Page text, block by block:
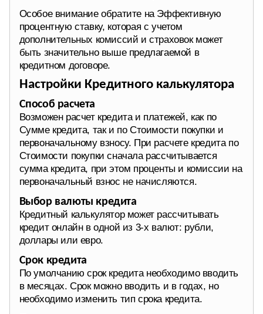
Особое внимание обратите на Эффективную
процентную ставку, которая с учетом
дополнительных комиссий и страховок может
быть значительно выше предлагаемой в
кредитном договоре.
Настройки Кредитного калькулятора
Способ расчета
Возможен расчет кредита и платежей, как по
Сумме кредита, так и по Стоимости покупки и
первоначальному взносу. При расчете кредита по
Стоимости покупки сначала рассчитывается
сумма кредита, при этом проценты и комиссии на
первоначальный взнос не начисляются.
Выбор валюты кредита
Кредитный калькулятор может рассчитывать
кредит онлайн в одной из 3-х валют: рубли,
доллары или евро.
Срок кредита
По умолчанию срок кредита необходимо вводить
в месяцах. Срок можно вводить и в годах, но
необходимо изменить тип срока кредита.